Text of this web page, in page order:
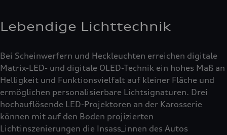
Lebendige Lichttechnik
Bei Scheinwerfern und Heckleuchten erreichen digitale
Matrix-LED- und digitale OLED-Technik ein hohes Maß an
Helligkeit und Funktionsvielfalt auf kleiner Fläche und
ermöglichen personalisierbare Lichtsignaturen. Drei
hochauflösende LED-Projektoren an der Karosserie
können mit auf den Boden projizierten
Lichtinszenierungen die Insass_innen des Autos